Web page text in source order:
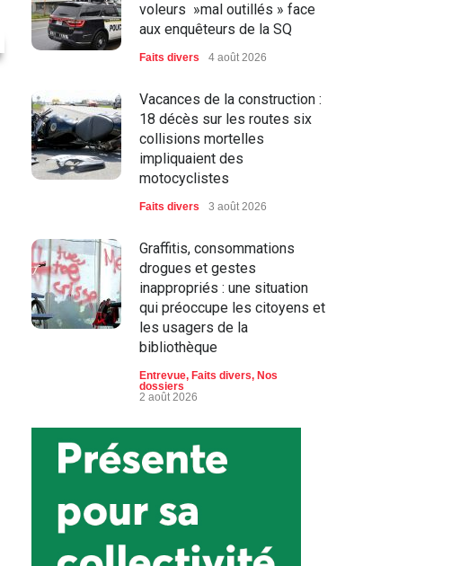
voleurs »mal outillés » face
aux enquêteurs de la SQ
Faits divers 4 août 2026
Vacances de la construction :
18 décès sur les routes six
collisions mortelles
impliquaient des
motocyclistes
Faits divers 3 août 2026
Graffitis, consommations
drogues et gestes
inappropriés : une situation
qui préoccupe les citoyens et
les usagers de la
bibliothèque
Entrevue, Faits divers, Nos
dossiers
2 août 2026